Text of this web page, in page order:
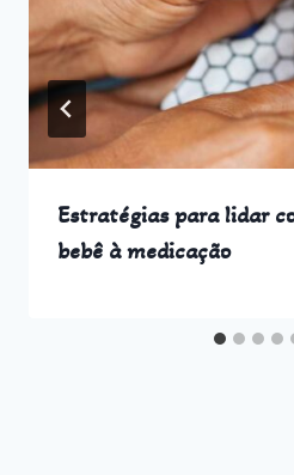
Estratégias para lidar
bebê à medicação